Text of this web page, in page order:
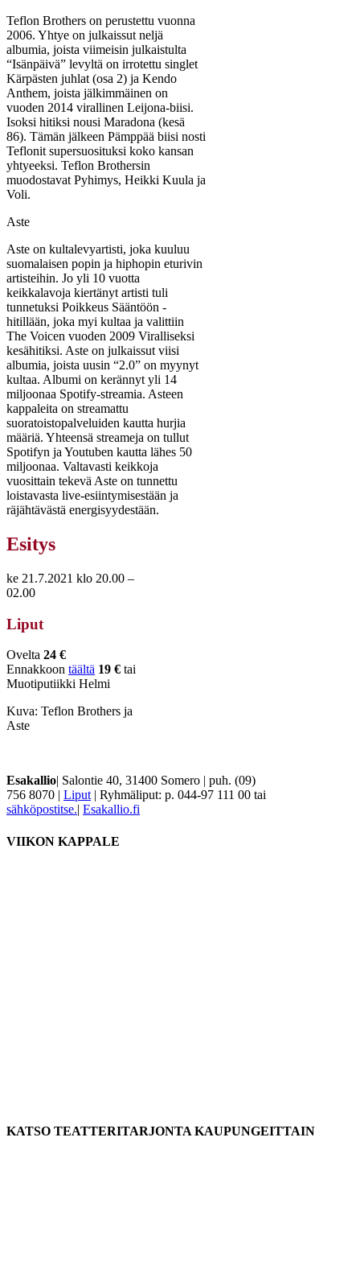
Teflon Brothers on perustettu vuonna
2006. Yhtye on julkaissut neljä
albumia, joista viimeisin julkaistulta
“Isänpäivä” levyltä on irrotettu singlet
Kärpästen juhlat (osa 2) ja Kendo
Anthem, joista jälkimmäinen on
vuoden 2014 virallinen Leijona-biisi.
Isoksi hitiksi nousi Maradona (kesä
86). Tämän jälkeen Pämppää biisi nosti
Teflonit supersuosituksi koko kansan
yhtyeeksi. Teflon Brothersin
muodostavat Pyhimys, Heikki Kuula ja
Voli.
Aste
Aste on kultalevyartisti, joka kuuluu
suomalaisen popin ja hiphopin eturivin
artisteihin. Jo yli 10 vuotta
keikkalavoja kiertänyt artisti tuli
tunnetuksi Poikkeus Sääntöön -
hitillään, joka myi kultaa ja valittiin
The Voicen vuoden 2009 Viralliseksi
kesähitiksi. Aste on julkaissut viisi
albumia, joista uusin “2.0” on myynyt
kultaa. Albumi on kerännyt yli 14
miljoonaa Spotify-streamia. Asteen
kappaleita on streamattu
suoratoistopalveluiden kautta hurjia
määriä. Yhteensä streameja on tullut
Spotifyn ja Youtuben kautta lähes 50
miljoonaa. Valtavasti keikkoja
vuosittain tekevä Aste on tunnettu
loistavasta live-esiintymisestään ja
räjähtävästä energisyydestään.
Esitys
ke 21.7.2021 klo 20.00 –
02.00
Liput
Ovelta 24 €
Ennakkoon täältä 19 € tai
Muotiputiikki Helmi
Kuva: Teflon Brothers ja
Aste
Esakallio | Salontie 40, 31400 Somero | puh. (09)
756 8070 | Liput| Ryhmäliput: p. 044-97 111 00 tai
sähköpostitse. Esakallio.fi
VIIKON KAPPALE
KATSO TEATTERITARJONTA KAUPUNGEITTAIN